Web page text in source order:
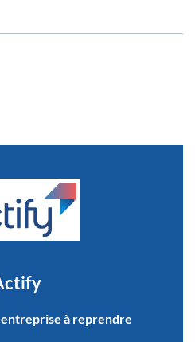
à reprendre